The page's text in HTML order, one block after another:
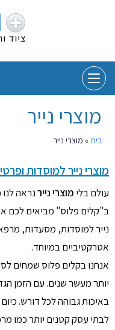
מוצרי נייר
בית» מוצרי נייר
מוצרי נייר למוסדות
עולם בלי מוצרי ניירנראה
ב"קלים פלוס" מביאים לכם
נייר למוסדות, מסעדות,
אטרקטיביים במיוחד.
אנחנו בקלים פלוס שמחים
יותר מעשר שנים. עם הזמן
באיכות גבוהה לכל דורש.
לבתי עסק קטנים יותר כמו